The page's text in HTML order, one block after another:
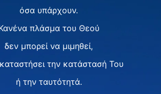
όσα υπάρχουν.
πλάσμα του Θεού
δεν μπορεί να μιμηθεί,
την κατάστασή Του
ή την ταυτότητά.